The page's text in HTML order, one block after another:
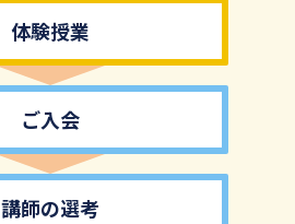
体験授業
ご入会
講師の選考